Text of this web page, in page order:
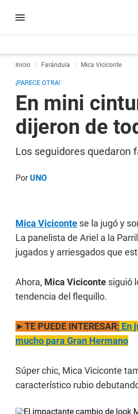
Inicio Farándula Mica Viciconte
¡PARECE OTRA!
En mini
dijeron de
Los seguidores quedaron
PorUNO
Mica Viciconte se la jugó y
La panelista de Ariel a la
jugados y arriesgados que
Ahora, Mica Viciconte siguió
tendencia del flequillo.
►TE PUEDE INTERESAR: En
mucho para Gran Hermano
Súper chic, Mica Viciconte
característico rubio